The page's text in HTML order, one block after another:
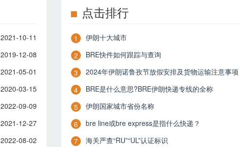
2021-10-11
2019-12-08
2021-05-01
2020-03-15
2022-09-09
2021-12-27
2022-08-02
点击排行
1 伊朗十大城市
2
BRE快件如何跟踪与查询
3
2024年伊朗诺鲁孜节放假安排及货物运输注意事项
4
BRE是什么意思?BRE伊朗快递专线的全称
5
伊朗国家城市省份名称
6
bre line或bre express是指什么快递？
7
海关严查“RU”“UL”认证标识